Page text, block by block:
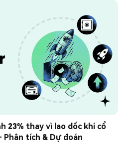
23% thay vì lao dốc khi cổ
tích & Dự đoán